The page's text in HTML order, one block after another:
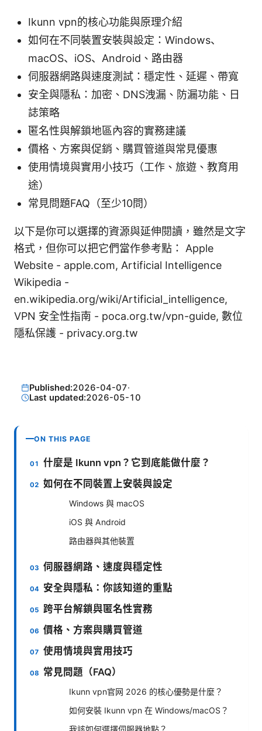
Ikunn vpn的核心功能與原理介紹
如何在不同裝置安裝與設定：Windows、
macOS、iOS、Android、路由器
伺服器網路與速度測試：穩定性、延遲、帶寬
安全與隱私：加密、DNS洩漏、防漏功能、日
誌策略
匿名性與解鎖地區內容的實務建議
價格、方案與促銷、購買管道與常見優惠
使用情境與實用小技巧（工作、旅遊、教育用
途）
常見問題FAQ（至少10問）
以下是你可以選擇的資源與延伸閱讀，雖然是文字
格式，但你可以把它們當作參考點： Apple
Website - apple.com, Artificial Intelligence
Wikipedia -
en.wikipedia.org/wiki/Artificial_intelligence,
VPN 安全性指南 - poca.org.tw/vpn-guide, 數位
隱私保護 - privacy.org.tw
Published:2026-04-07·
Last updated:2026-05-10
ON THIS PAGE
什麼是 Ikunn vpn？它到底能做什麼？
如何在不同裝置上安裝與設定
Windows 與 macOS
iOS 與 Android
路由器與其他裝置
伺服器網路、速度與穩定性
安全與隱私：你該知道的重點
跨平台解鎖與匿名性實務
價格、方案與購買管道
使用情境與實用技巧
常見問題（FAQ）
Ikunn vpn官网 2026 的核心優勢是什麼？
如何安裝 Ikunn vpn 在 Windows/macOS？
我該如何選擇伺服器地點？